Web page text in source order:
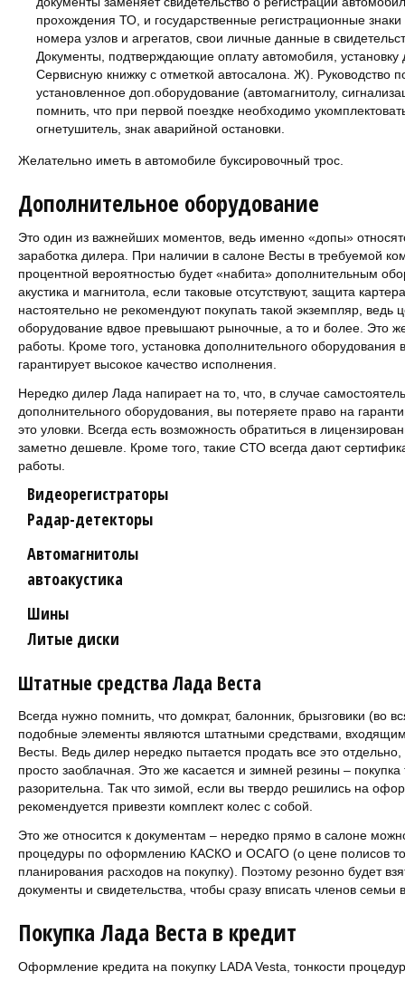
прохождения ТО, и государственные регистрационные
номера узлов и агрегатов, свои личные данные в
Документы, подтверждающие оплату автомобиля,
Сервисную книжку с отметкой автосалона. Ж). Руководство
установленное доп.оборудование (автомагнитолу,
помнить, что при первой поездке необходимо
огнетушитель, знак аварийной остановки.
Желательно иметь в автомобиле буксировочный трос.
Дополнительное оборудование
Это один из важнейших моментов, ведь именно «допы»
заработка дилера. При наличии в салоне Весты в требуемой
процентной вероятностью будет «набита» дополнительным
акустика и магнитола, если таковые отсутствуют, защита
настоятельно не рекомендуют покупать такой экземпляр, ведь
оборудование вдвое превышают рыночные, а то и более. Это
работы. Кроме того, установка дополнительного
гарантирует высокое качество исполнения.
Нередко дилер Лада напирает на то, что, в случае
дополнительного оборудования, вы потеряете право на
это уловки. Всегда есть возможность обратиться в
заметно дешевле. Кроме того, такие СТО всегда дают
работы.
Видеорегистраторы
Радар-детекторы
Автомагнитолы
автоакустика
Шины
Литые диски
Штатные средства Лада Веста
Всегда нужно помнить, что домкрат, балонник, брызговики (во
подобные элементы являются штатными средствами,
Весты. Ведь дилер нередко пытается продать все это
просто заоблачная. Это же касается и зимней резины – покупка
разорительна. Так что зимой, если вы твердо решились на
рекомендуется привезти комплект колес с собой.
Это же относится к документам – нередко прямо в салоне
процедуры по оформлению КАСКО и ОСАГО (о цене полисов
планирования расходов на покупку). Поэтому резонно будет
документы и свидетельства, чтобы сразу вписать членов семьи
Покупка Лада Веста в кредит
Оформление кредита на покупку LADA Vesta, тонкости